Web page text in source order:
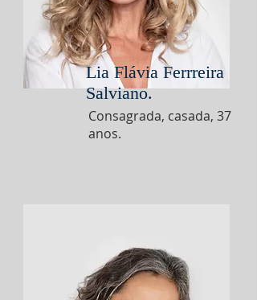
Lia Flávia Ferrreira
Salviano.
Consagrada, casada, 37
anos.